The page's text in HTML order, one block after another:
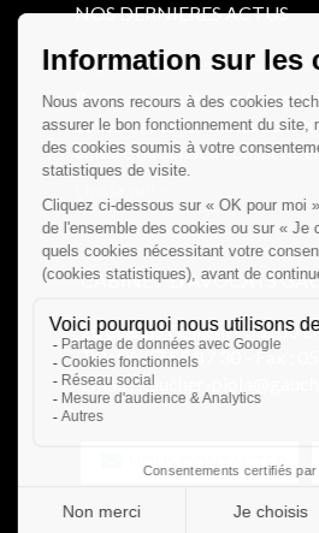
NOS DERNIERES ACTUS
Le joug léger des
Pour une gestion
collectivités Le monument
culture du Sénat a consacré,
CABINET D'AVOCATS
20 avenue Galliéni - 33500
Tél :05 57 55 87 30 - Fax :
Email :gaucher-
NOUS CONTACTER